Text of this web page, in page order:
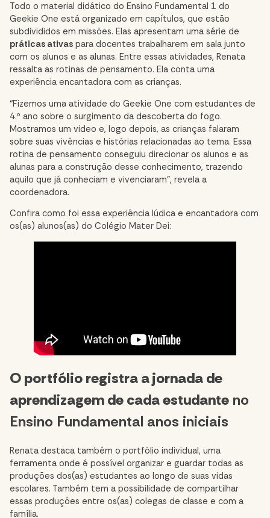
Todo o material didático do Ensino Fundamental 1 do
Geekie One está organizado em capítulos, que estão
subdivididos em missões. Elas apresentam uma série de
práticas ativas para docentes trabalharem em sala junto
com os alunos e as alunas. Entre essas atividades, Renata
ressalta as rotinas de pensamento. Ela conta uma
experiência encantadora com as crianças.
“Fizemos uma atividade do Geekie One com estudantes de
4.º ano sobre o surgimento da descoberta do fogo.
Mostramos um video e, logo depois, as crianças falaram
sobre suas vivências e histórias relacionadas ao tema. Essa
rotina de pensamento conseguiu direcionar os alunos e as
alunas para a construção desse conhecimento, trazendo
aquilo que já conheciam e vivenciaram”, revela a
coordenadora.
Confira como foi essa experiência lúdica e encantadora com
os(as) alunos(as) do Colégio Mater Dei:
O portfólio registra a jornada de
aprendizagem de cada estudante no
Ensino Fundamental anos iniciais
Renata destaca também o portfólio individual, uma
ferramenta onde é possível organizar e guardar todas as
produções dos(as) estudantes ao longo de suas vidas
escolares. Também tem a possibilidade de compartilhar
essas produções entre os(as) colegas de classe e com a
família.